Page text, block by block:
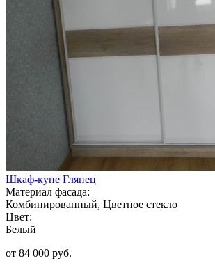
Шкаф-купе Глянец
Материал фасада:
Комбинированный, Цветное стекло
Цвет:
Белый
от 84 000 руб.